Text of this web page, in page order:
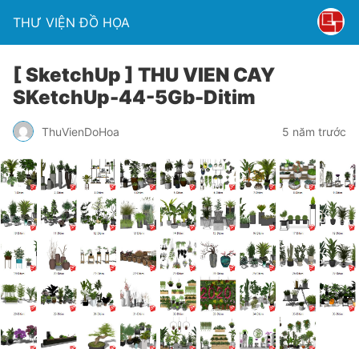
THƯ VIỆN ĐỒ HỌA
[ SketchUp ] THU VIEN CAY
SKetchUp-44-5Gb-Ditim
ThuVienDoHoa 5 năm trước